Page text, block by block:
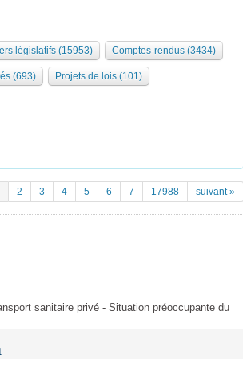
législatifs (15953) Comptes-rendus (3434)
(693) Projets de lois (101)
2 3 4 5 6 7 17988 suivant »
sanitaire privé - Situation préoccupante du